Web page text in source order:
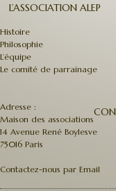
L’ASSOCIATION ALEP
Histoire
Philosophie
L’équipe
Le comité de parrainage
Adresse :
Maison des associations
14 Avenue René Boylesve
75016 Paris
Contactez-nous par Email